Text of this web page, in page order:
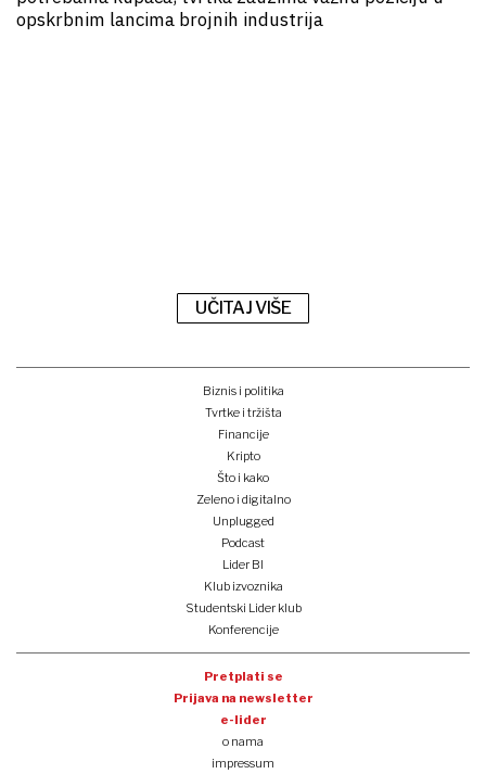
opskrbnim lancima brojnih industrija
UČITAJ VIŠE
Biznis i politika
Tvrtke i tržišta
Financije
Kripto
Što i kako
Zeleno i digitalno
Unplugged
Podcast
Lider BI
Klub izvoznika
Studentski Lider klub
Konferencije
Pretplati se
Prijava na newsletter
e-lider
o nama
impressum